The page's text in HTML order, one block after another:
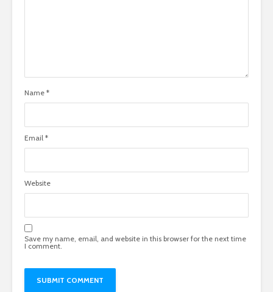
Name *
Email *
Website
Save my name, email, and website in this browser for the next time
I comment.